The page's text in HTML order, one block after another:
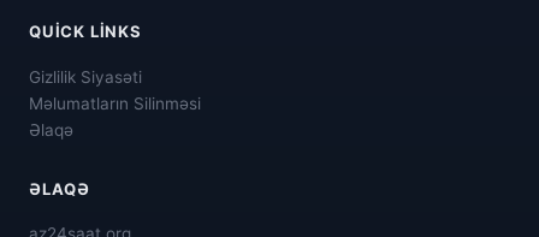
QUICK LINKS
Gizlilik Siyasəti
Məlumatların Silinməsi
Əlaqə
ƏLAQƏ
az24saat.org